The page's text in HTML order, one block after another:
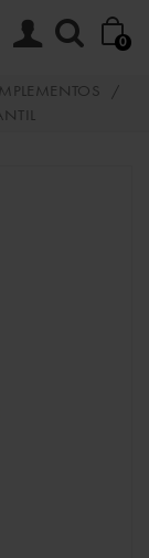
0
/